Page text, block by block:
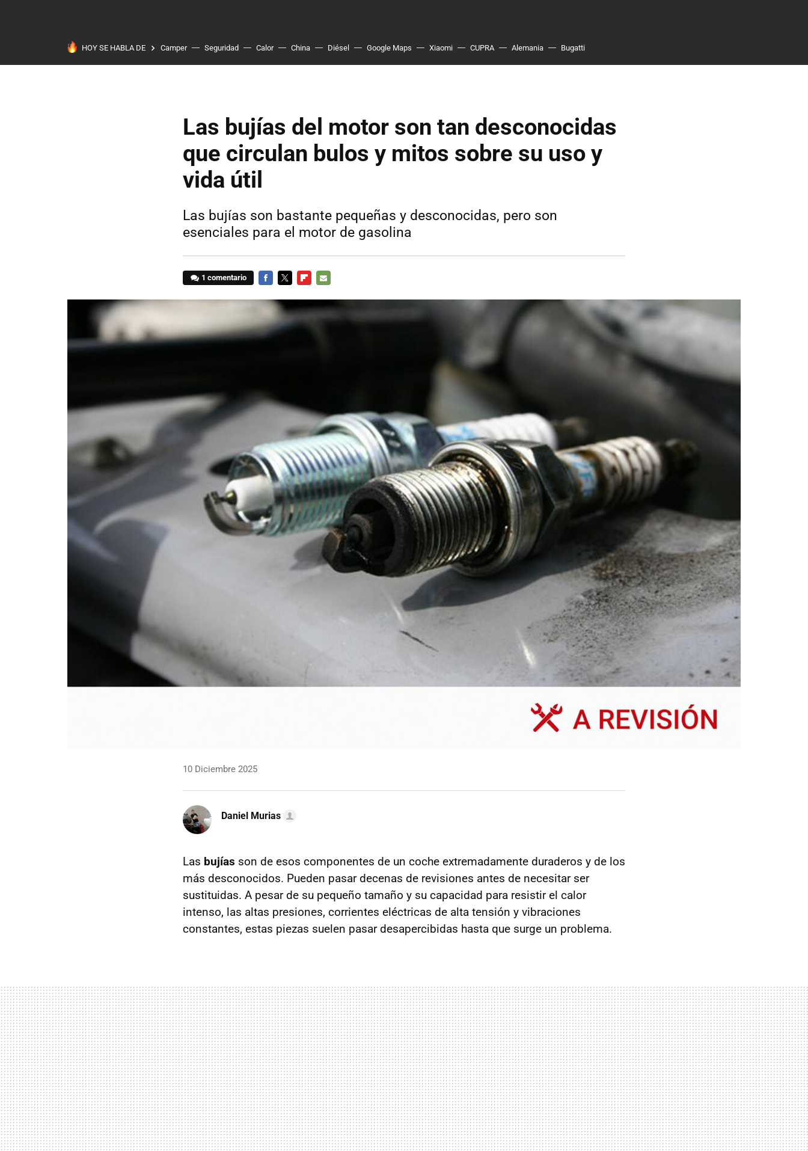
HOY SE HABLA DE Camper Seguridad Calor China Diésel Google Maps Xiaomi CUPRA Alemania Bugatti
Las bujías del motor son tan desconocidas
que circulan bulos y mitos sobre su uso y
vida útil
Las bujías son bastante pequeñas y desconocidas, pero son
esenciales para el motor de gasolina
1 comentario
MAIL
10 Diciembre 2025
Daniel Murias
Las bujías son de esos componentes de un coche extremadamente duraderos y de los
más desconocidos. Pueden pasar decenas de revisiones antes de necesitar ser
sustituidas. A pesar de su pequeño tamaño y su capacidad para resistir el calor
intenso, las altas presiones, corrientes eléctricas de alta tensión y vibraciones
constantes, estas piezas suelen pasar desapercibidas hasta que surge un problema.